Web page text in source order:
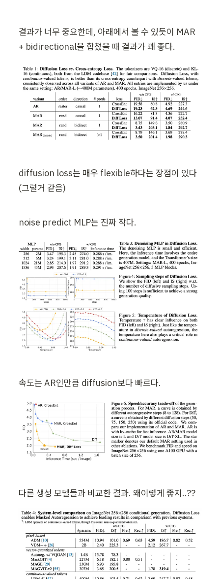
결과가 너무 중요한데, 아래에서 볼 수 있듯이 MAR
+ bidirectional을 합쳤을 때 결과가 꽤 좋다.
diffusion loss는 매우 flexible하다는 장점이 있다
(그럴거 같음)
noise predict MLP는 진짜 작다.
속도는 AR인만큼 diffusion보다 빠르다.
다른 생성 모델들과 비교한 결과. 왜이렇게 좋지..??